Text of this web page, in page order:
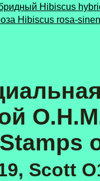
Hibiscus
Hibiscus rosa-
Scott